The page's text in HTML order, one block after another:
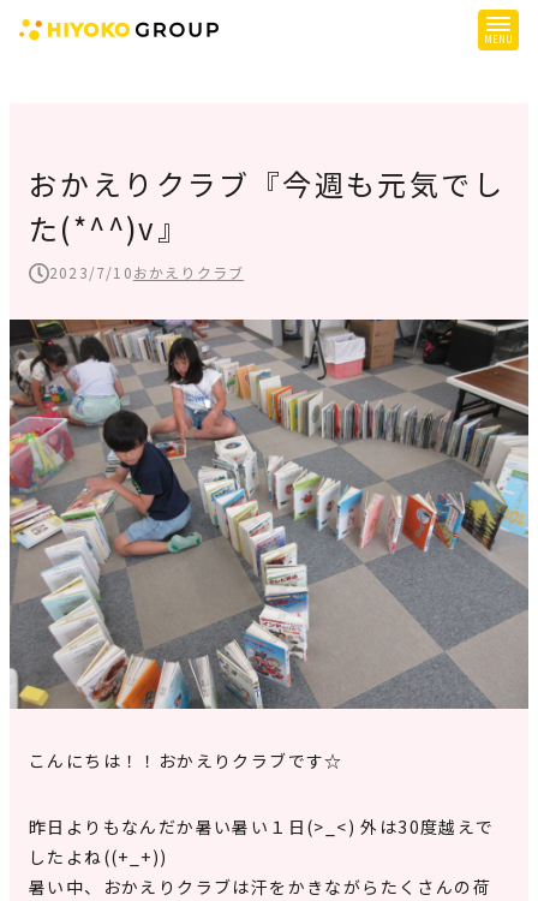
提供サービス
子育て支援
障がい児支援
障がい者支援
施設一覧
会社概要
お知らせ
採用情報
施設空き状況はこちら
見学申込・お問合せ
おかえりクラブ『今週も元気でし
た(*^^)v』
2023/7/10おかえりクラブ
こんにちは！！おかえりクラブです☆
昨日よりもなんだか暑い暑い１日(>_<) 外は30度越えで
したよね((+_+))
暑い中、おかえりクラブは汗をかきながらたくさんの荷